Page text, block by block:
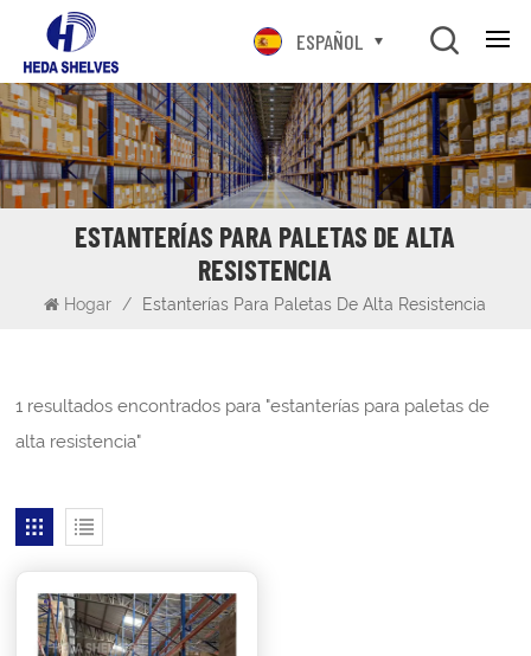
ESPAÑOL
ESTANTERÍAS PARA PALETAS DE ALTA
RESISTENCIA
Hogar / Estanterías Para Paletas De Alta Resistencia
1 resultados encontrados para "estanterías para paletas de
alta resistencia"